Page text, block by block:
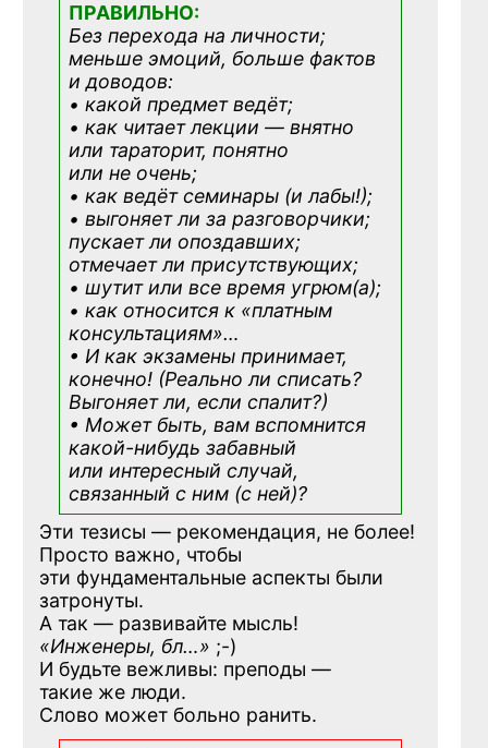
ПРАВИЛЬНО:
Без перехода на личности;
меньше эмоций, больше фактов
и доводов:
• какой предмет ведёт;
• как читает лекции — внятно
или тараторит, понятно
или не очень;
• как ведёт семинары (и лабы!);
• выгоняет ли за разговорчики;
пускает ли опоздавших;
отмечает ли присутствующих;
• шутит или все время угрюм(а);
• как относится к «платным
консультациям»…
• И как экзамены принимает,
конечно! (Реально ли списать?
Выгоняет ли, если спалит?)
• Может быть, вам вспомнится
какой-нибудь забавный
или интересный случай,
связанный с ним (с ней)?
Эти тезисы — рекомендация, не более!
Просто важно, чтобы
эти фундаментальные аспекты были
затронуты.
А так — развивайте мысль!
«Инженеры, бл…» ;-)
И будьте вежливы: преподы —
такие же люди.
Слово может больно ранить.